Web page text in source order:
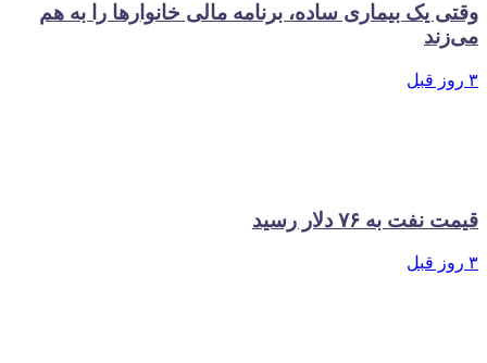
وقتی یک بیماری ساده، برنامه مالی خانوارها را به هم
می‌زند
۳ روز قبل
قیمت نفت به ۷۶ دلار رسید
۳ روز قبل